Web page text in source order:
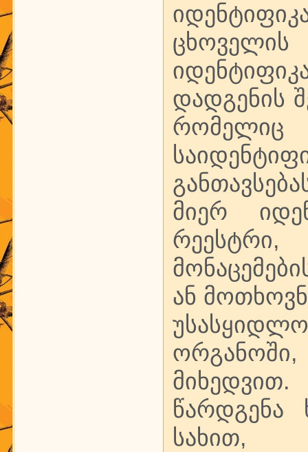
დადგენის
მიერ
ან
წარდგენა
სახით,